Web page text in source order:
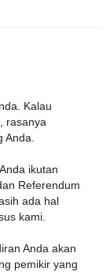
Kalau
rasanya
ikutan
Referendum
ada hal
kami.
Anda akan
pemikir yang